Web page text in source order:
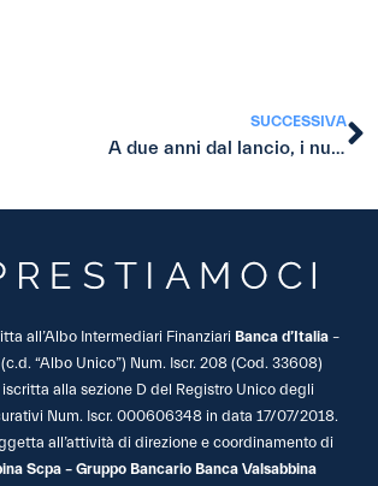
SUCCESSIVA
A due anni dal lancio, i numeri a ottobre
all’Albo Intermediari Finanziari Banca d’Italia –
“Albo Unico”) Num. Iscr. 208 (Cod. 33608)
alla sezione D del Registro Unico degli
Num. Iscr. 000606348 in data 17/07/2018.
all’attività di direzione e coordinamento di
Scpa – Gruppo Bancario Banca Valsabbina